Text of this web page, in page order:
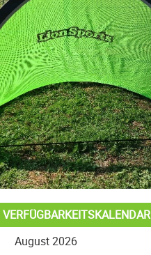
August 2026